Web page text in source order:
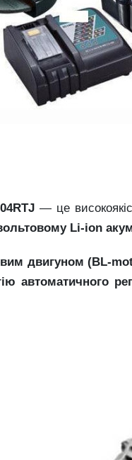
— це
Li-ion
двигуном (BL-
автоматичного